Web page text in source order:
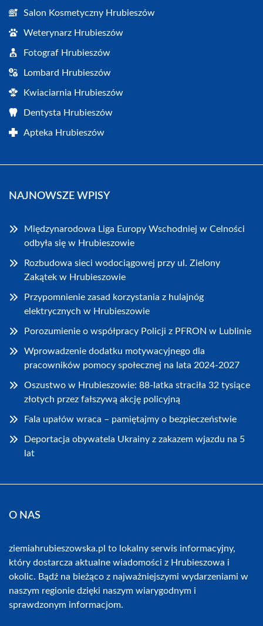
Salon Kosmetyczny Hrubieszów
Weterynarz Hrubieszów
Fotograf Hrubieszów
Lombard Hrubieszów
Kwiaciarnia Hrubieszów
Dentysta Hrubieszów
Apteka Hrubieszów
NAJNOWSZE WPISY
Międzynarodowa Liga Europy Wschodniej w Celności
odbyła się w Hrubieszowie
Rozbudowa sieci wodociągowej przy ul. Zielony
Zakątek w Hrubieszowie
Przypomnienie zasad korzystania z hulajnóg
elektrycznych w Hrubieszowie
Porozumienie o współpracy Policji z PFRON w Lublinie
Wprowadzenie dodatku motywacyjnego dla
pracowników pomocy społecznej na lata 2024-2027
Oszustwo w Hrubieszowie: 88-latka straciła 32 tysiące
złotych przez fałszywą akcję policyjną
Fala upałów wraca – pamiętajmy o bezpieczeństwie
Deportacja obywatela Ukrainy z zakazem wjazdu na 5
lat
O NAS
ziemiahrubieszowska.pl to lokalny serwis informacyjny,
który dostarcza aktualne wiadomości z Hrubieszowa i
okolic. Bądź na bieżąco z najważniejszymi wydarzeniami w
naszym regionie dzięki naszym wiarygodnym i
sprawdzonym informacjom.